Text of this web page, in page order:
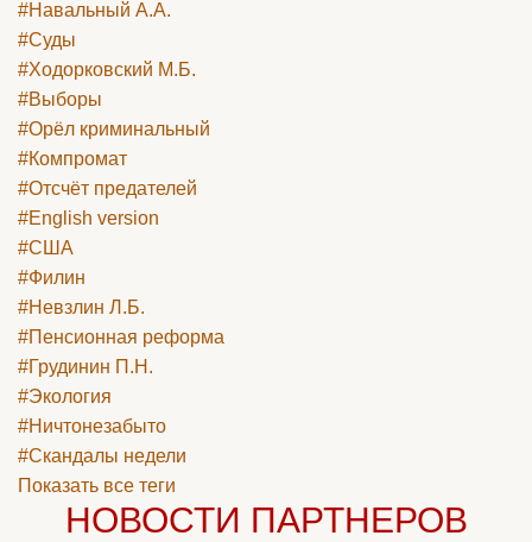
#Навальный А.А.
#Суды
#Ходорковский М.Б.
#Выборы
#Орёл криминальный
#Компромат
#Отсчёт предателей
#English version
#США
#Филин
#Невзлин Л.Б.
#Пенсионная реформа
#Грудинин П.Н.
#Экология
#Ничтонезабыто
#Скандалы недели
Показать все теги
НОВОСТИ ПАРТНЕРОВ